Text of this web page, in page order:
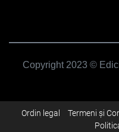
Copyright 2023 ©
Ordin legal Termeni şi